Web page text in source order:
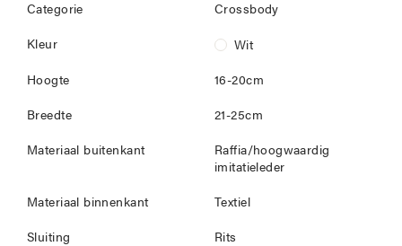
Categorie Crossbody
Kleur Wit
Hoogte 16-20cm
Breedte 21-25cm
Materiaal buitenkant
Raffia/hoogwaardig
imitatieleder
Materiaal binnenkant Textiel
Sluiting Rits